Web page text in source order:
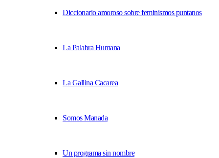
Diccionario amoroso sobre feminismos puntanos
La Palabra Humana
La Gallina Cacarea
Somos Manada
Un programa sin nombre